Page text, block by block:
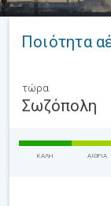
Ποιότητα
τώρα
Σωζόπολη
ΚΑΛΉ ΑΊΘΡΙΑ